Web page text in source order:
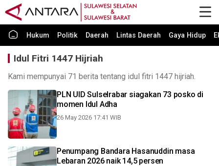
Hukum Politik Daerah Lintas Daerah Gaya Hidup
Idul Fitri 1447 Hijriah
Kami mempunyai 71 berita tentang idul fitri 1447 hijriah.
PLN UID Sulselrabar siagakan 73 posko di
momen Idul Adha
26 May 2026 17:41 WIB
Penumpang Bandara Hasanuddin masa
Lebaran 2026 naik 14,5 persen